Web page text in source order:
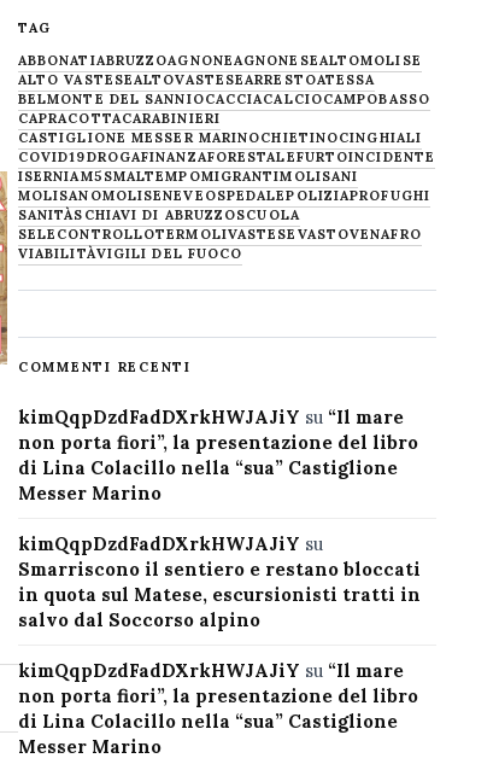
TAG
ABBONATIABRUZZOAGNONEAGNONESEALTOMOLISE
ALTO VASTESEALTOVASTESEARRESTOATESSA
BELMONTE DEL SANNIOCACCIACALCIOCAMPOBASSO
CAPRACOTTACARABINIERI
CASTIGLIONE MESSER MARINOCHIETINOCINGHIALI
COVID19DROGAFINANZAFORESTALEFURTOINCIDENTE
ISERNIAM5SMALTEMPOMIGRANTIMOLISANI
MOLISANOMOLISENEVE OSPEDALEPOLIZIAPROFUGHI
SANITÀSCHIAVI DI ABRUZZOSCUOLA
SELECONTROLLOTERMOLIVASTESE VASTOVENAFRO
VIABILITÀVIGILI DEL FUOCO
COMMENTI RECENTI
kimQqpDzdFadDXrkHWJAJiY su “Il mare
non porta fiori”, la presentazione del libro
di Lina Colacillo nella “sua” Castiglione
Messer Marino
kimQqpDzdFadDXrkHWJAJiY su
Smarriscono il sentiero e restano bloccati
in quota sul Matese, escursionisti tratti in
salvo dal Soccorso alpino
kimQqpDzdFadDXrkHWJAJiY su “Il mare
non porta fiori”, la presentazione del libro
di Lina Colacillo nella “sua” Castiglione
Messer Marino